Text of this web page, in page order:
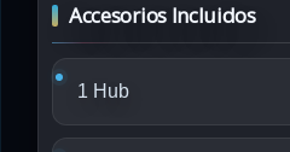
Accesorios Incluidos
1 Hub